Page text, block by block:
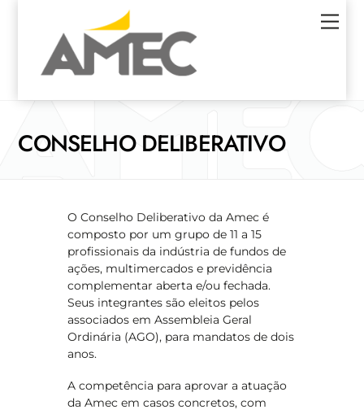
CONSELHO DELIBERATIVO
O Conselho Deliberativo da Amec é
composto por um grupo de 11 a 15
profissionais da indústria de fundos de
ações, multimercados e previdência
complementar aberta e/ou fechada.
Seus integrantes são eleitos pelos
associados em Assembleia Geral
Ordinária (AGO), para mandatos de dois
anos.
A competência para aprovar a atuação
da Amec em casos concretos, com